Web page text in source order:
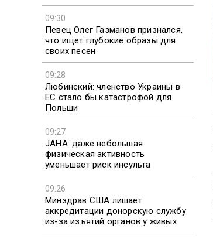
09:30
Певец Олег Газманов признался,
что ищет глубокие образы для
своих песен
09:28
Любинский: членство Украины в
ЕС стало бы катастрофой для
Польши
09:27
JAHA: даже небольшая
физическая активность
уменьшает риск инсульта
09:26
Минздрав США лишает
аккредитации донорскую службу
из-за изъятий органов у живых